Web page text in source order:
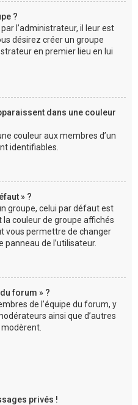
?
l’administrateur, il leur est
désirez créer un groupe
en premier lieu en lui
dans une couleur
couleur aux membres d’un
identifiables.
» ?
groupe, celui par défaut est
couleur de groupe affichés
vous permettre de changer
de l’utilisateur.
forum » ?
de l’équipe du forum, y
ainsi que d’autres
privés !